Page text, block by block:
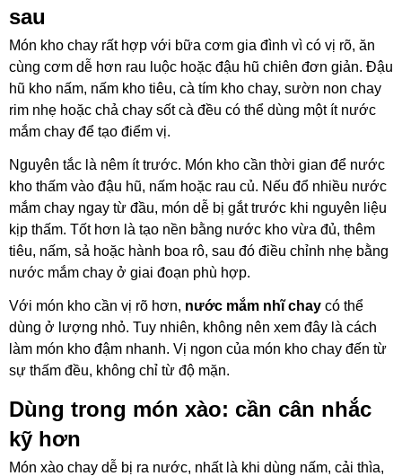
sau
Món kho chay rất hợp với bữa cơm gia đình vì có vị rõ, ăn
cùng cơm dễ hơn rau luộc hoặc đậu hũ chiên đơn giản. Đậu
hũ kho nấm, nấm kho tiêu, cà tím kho chay, sườn non chay
rim nhẹ hoặc chả chay sốt cà đều có thể dùng một ít nước
mắm chay để tạo điểm vị.
Nguyên tắc là nêm ít trước. Món kho cần thời gian để nước
kho thấm vào đậu hũ, nấm hoặc rau củ. Nếu đổ nhiều nước
mắm chay ngay từ đầu, món dễ bị gắt trước khi nguyên liệu
kịp thấm. Tốt hơn là tạo nền bằng nước kho vừa đủ, thêm
tiêu, nấm, sả hoặc hành boa rô, sau đó điều chỉnh nhẹ bằng
nước mắm chay ở giai đoạn phù hợp.
Với món kho cần vị rõ hơn, nước mắm nhĩ chay có thể
dùng ở lượng nhỏ. Tuy nhiên, không nên xem đây là cách
làm món kho đậm nhanh. Vị ngon của món kho chay đến từ
sự thấm đều, không chỉ từ độ mặn.
Dùng trong món xào: cần cân nhắc
kỹ hơn
Món xào chay dễ bị ra nước, nhất là khi dùng nấm, cải thìa,